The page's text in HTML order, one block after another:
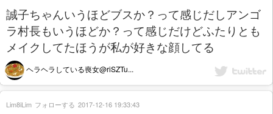
誠子ちゃんいうほどブスか？って感じだしアンゴ
ラ村長もいうほどか？って感じだけどふたりとも
メイクしてたほうが私が好きな顔してる
ヘラヘラしている喪女@riSZTu...
Lim8iLim フォローする 2017-12-16 19:33:43